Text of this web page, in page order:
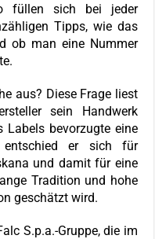
füllen sich bei jeder
Tipps, wie das
ob man eine Nummer
aus? Diese Frage liest
sein Handwerk
Labels bevorzugte eine
entschied er sich für
und damit für eine
Tradition und hohe
geschätzt wird.
S.p.a.-Gruppe, die im